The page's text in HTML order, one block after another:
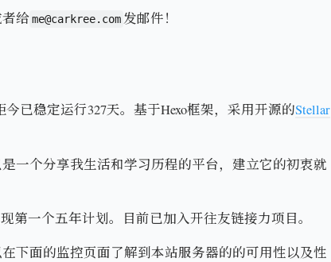
给me@carkree.com 发邮件！
今已稳定运行327天。基于Hexo框架，采用开源的Stellar
一个分享我生活和学习历程的平台，建立它的初衷就
第一个五年计划。目前已加入开往友链接力项目。
下面的监控页面了解到本站服务器的的可用性以及性